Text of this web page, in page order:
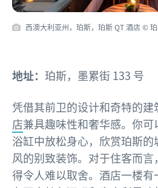
西澳大利亚州，珀斯，珀斯 QT 酒店 ©
地址： 珀斯，墨累街 133 号
凭借其前卫的设计和奇特的建
店兼具趣味性和奢华感。你
浴缸中放松身心，欣赏珀斯
风的别致装饰。对于住客而
得令人难以取舍。酒店一楼